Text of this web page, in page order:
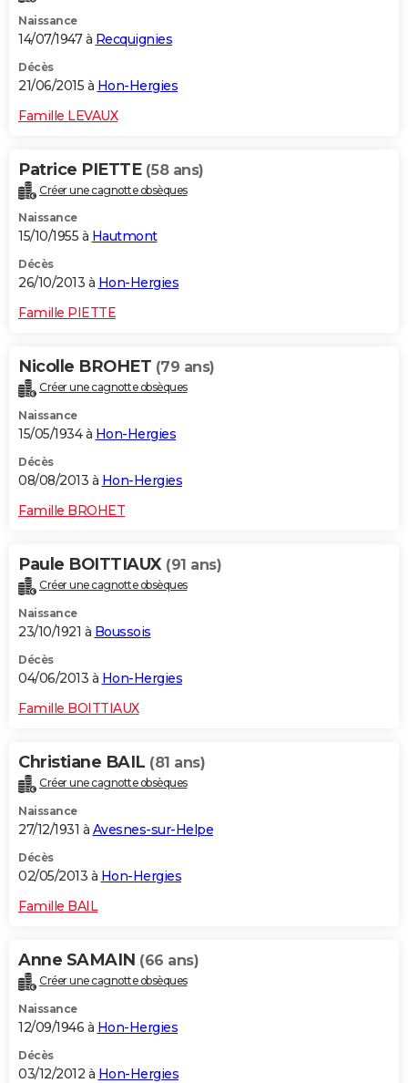
Naissance
14/07/1947 à Recquignies
Décès
21/06/2015 à Hon-Hergies
Famille LEVAUX
Patrice PIETTE (58 ans)
Créer une cagnotte obsèques
Naissance
15/10/1955 à Hautmont
Décès
26/10/2013 à Hon-Hergies
Famille PIETTE
Nicolle BROHET (79 ans)
Créer une cagnotte obsèques
Naissance
15/05/1934 à Hon-Hergies
Décès
08/08/2013 à Hon-Hergies
Famille BROHET
Paule BOITTIAUX (91 ans)
Créer une cagnotte obsèques
Naissance
23/10/1921 à Boussois
Décès
04/06/2013 à Hon-Hergies
Famille BOITTIAUX
Christiane BAIL (81 ans)
Créer une cagnotte obsèques
Naissance
27/12/1931 à Avesnes-sur-Helpe
Décès
02/05/2013 à Hon-Hergies
Famille BAIL
Anne SAMAIN (66 ans)
Créer une cagnotte obsèques
Naissance
12/09/1946 à Hon-Hergies
Décès
03/12/2012 à Hon-Hergies